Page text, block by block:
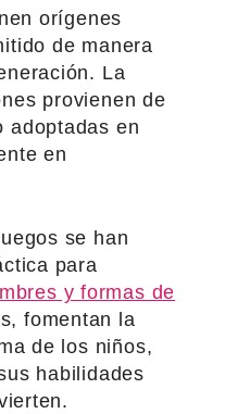
orígenes
de manera
La
provienen de
adoptadas en
en
se han
para
y formas de
fomentan la
de los niños,
habilidades